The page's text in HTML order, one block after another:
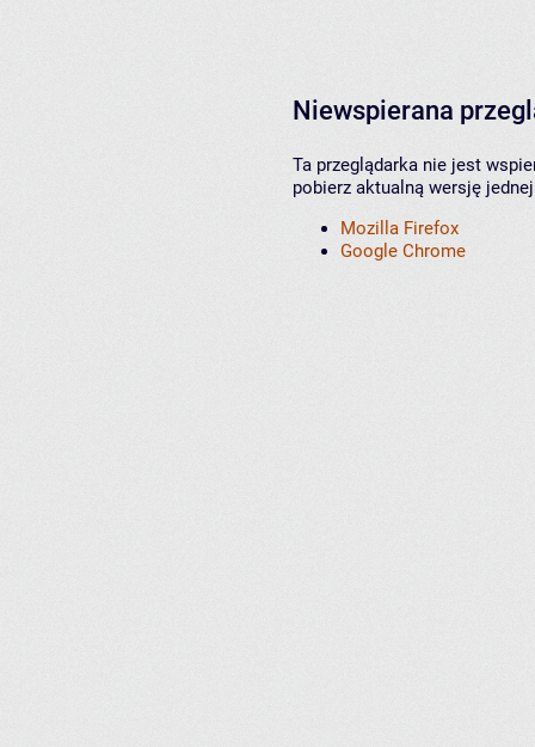
Niewspierana
Ta przeglądarka nie jest
pobierz aktualną wersję
Mozilla Firefox
Google Chrome